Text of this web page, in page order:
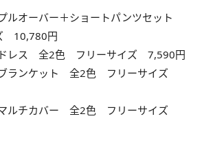
ルオーバー＋ショートパンツセット
10,780円
ドレス 全2色 フリーサイズ 7,590円
ブランケット 全2色 フリーサイズ
マルチカバー 全2色 フリーサイズ